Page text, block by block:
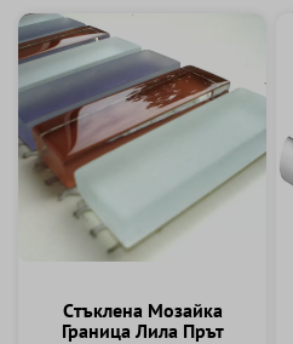
Cтъклена Mозайка
Граница Лила Прът